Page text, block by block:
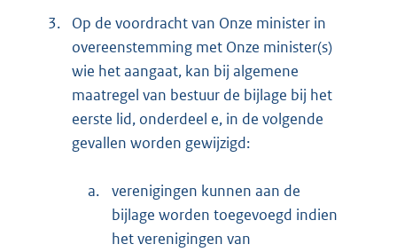
3.
Op de voordracht van Onze minister in
overeenstemming met Onze minister(s)
wie het aangaat, kan bij algemene
maatregel van bestuur de bijlage bij het
eerste lid, onderdeel e, in de volgende
gevallen worden gewijzigd:
a.
verenigingen kunnen aan de
bijlage worden toegevoegd indien
het verenigingen van